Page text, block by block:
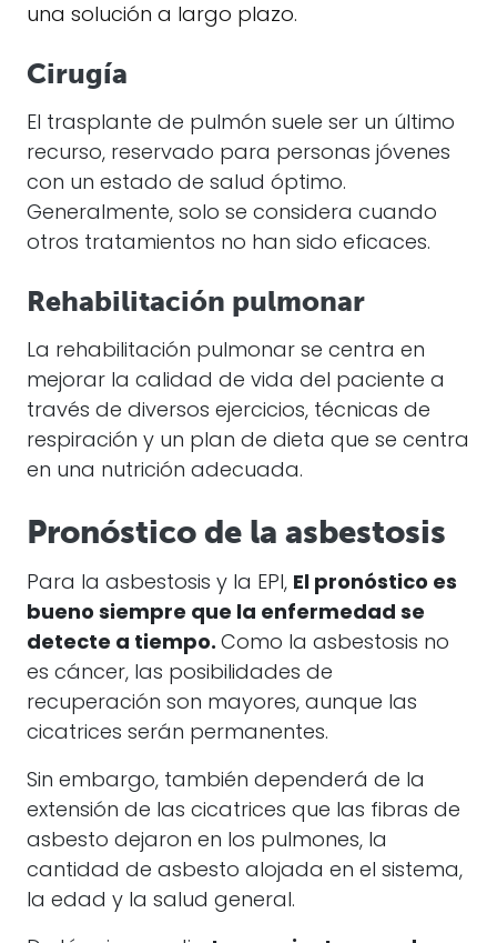
una solución a largo plazo.
Cirugía
El trasplante de pulmón suele ser un último
recurso, reservado para personas jóvenes
con un estado de salud óptimo.
Generalmente, solo se considera cuando
otros tratamientos no han sido eficaces.
Rehabilitación pulmonar
La rehabilitación pulmonar se centra en
mejorar la calidad de vida del paciente a
través de diversos ejercicios, técnicas de
respiración y un plan de dieta que se centra
en una nutrición adecuada.
Pronóstico de la asbestosis
Para la asbestosis y la EPI, El pronóstico es
bueno siempre que la enfermedad se
detecte a tiempo. Como la asbestosis no
es cáncer, las posibilidades de
recuperación son mayores, aunque las
cicatrices serán permanentes.
Sin embargo, también dependerá de la
extensión de las cicatrices que las fibras de
asbesto dejaron en los pulmones, la
cantidad de asbesto alojada en el sistema,
la edad y la salud general.